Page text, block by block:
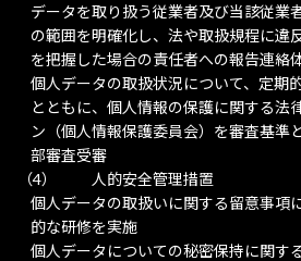
データを取り扱う従業者及び当該従業
の範囲を明確化し、法や取扱規程に違
を把握した場合の責任者への報告連絡
個人データの取扱状況について、定期
とともに、個人情報の保護に関する法
ン（個人情報保護委員会）を審査基準
部審査受審
人的安全管理措置
個人データの取扱いに関する留意事項
的な研修を実施
個人データについての秘密保持に関す